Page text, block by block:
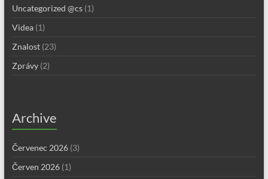
Uncategorized @cs(1)
Videa(1)
Znalost(23)
Zprávy(2)
Archive
Červenec 2026(3)
Červen 2026(1)